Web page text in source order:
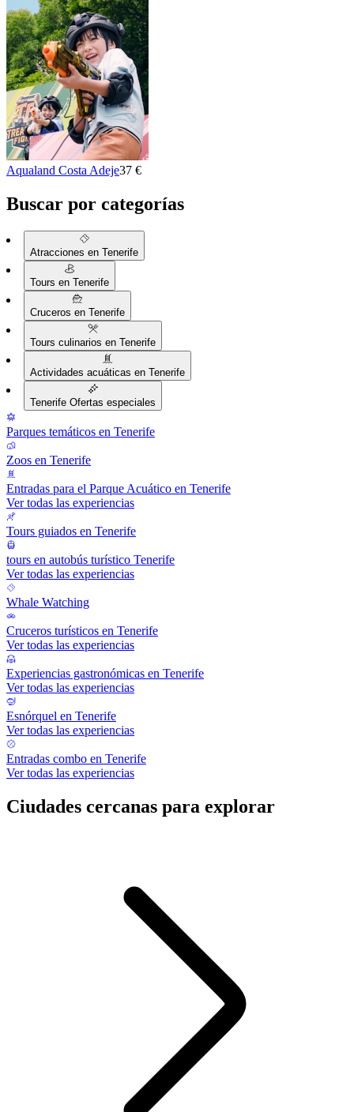
Aqualand Costa Adeje37 €
Buscar por categorías
Atracciones en Tenerife
Tours en Tenerife
Cruceros en Tenerife
Tours culinarios en Tenerife
Actividades acuáticas en Tenerife
Tenerife Ofertas especiales
Parques temáticos en Tenerife
Zoos en Tenerife
Entradas para el Parque Acuático en Tenerife
Ver todas las experiencias
Tours guiados en Tenerife
tours en autobús turístico Tenerife
Ver todas las experiencias
Whale Watching
Cruceros turísticos en Tenerife
Ver todas las experiencias
Experiencias gastronómicas en Tenerife
Ver todas las experiencias
Esnórquel en Tenerife
Ver todas las experiencias
Entradas combo en Tenerife
Ver todas las experiencias
Ciudades cercanas para explorar